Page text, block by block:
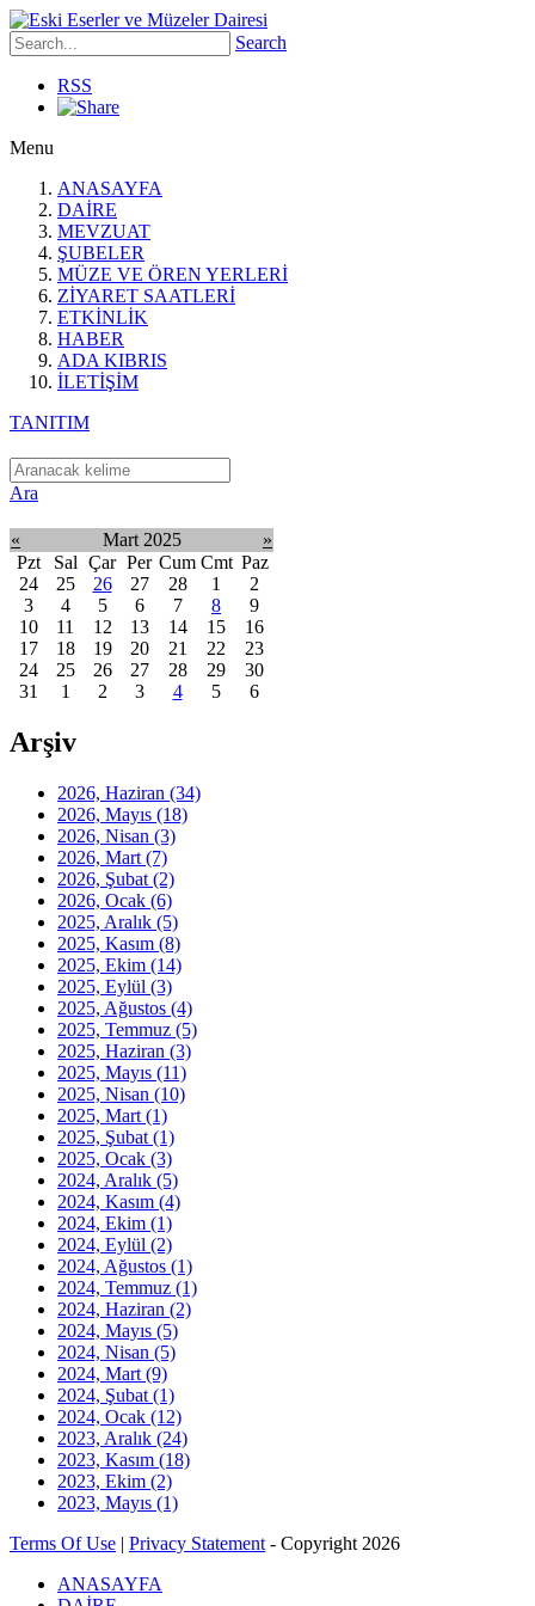
Search
RSS
Menu
ANASAYFA
DAİRE
MEVZUAT
ŞUBELER
MÜZE VE ÖREN YERLERİ
ZİYARET SAATLERİ
ETKİNLİK
HABER
ADA KIBRIS
İLETİŞİM
TANITIM
Ara
« Mart 2025
»
Pzt
Sal Çar Per Cum Cmt Paz
24
25 26 27 28 1
2
3
4 5 6 7 8
9
10
11 12 13 14 15
16
17
18 19 20 21 22
23
24
25 26 27 28 29
30
31
1 2 3 4 5 6
Arşiv
2026, Haziran (34)
2026, Mayıs (18)
2026, Nisan (3)
2026, Mart (7)
2026, Şubat (2)
2026, Ocak (6)
2025, Aralık (5)
2025, Kasım (8)
2025, Ekim (14)
2025, Eylül (3)
2025, Ağustos (4)
2025, Temmuz (5)
2025, Haziran (3)
2025, Mayıs (11)
2025, Nisan (10)
2025, Mart (1)
2025, Şubat (1)
2025, Ocak (3)
2024, Aralık (5)
2024, Kasım (4)
2024, Ekim (1)
2024, Eylül (2)
2024, Ağustos (1)
2024, Temmuz (1)
2024, Haziran (2)
2024, Mayıs (5)
2024, Nisan (5)
2024, Mart (9)
2024, Şubat (1)
2024, Ocak (12)
2023, Aralık (24)
2023, Kasım (18)
2023, Ekim (2)
2023, Mayıs (1)
Terms Of Use | Privacy Statement - Copyright 2026
ANASAYFA